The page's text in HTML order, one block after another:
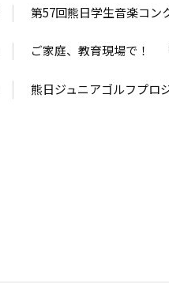
第57回熊日学生音楽コ
ご家庭、教育現場で！
熊日ジュニアゴルフプロ